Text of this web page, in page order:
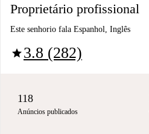
Proprietário profissional
Este senhorio fala Espanhol, Inglês
star3.8 (282)
118
Anúncios publicados